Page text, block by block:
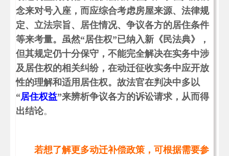
念来对号入座，而应综合考虑房屋来源、法律规
定、立法宗旨、居住情况、争议各方的居住条件
等来考量。虽然“居住权”已纳入新《民法典》，
但其规定仍十分保守，不能完全解决在实务中涉
及居住权的相关纠纷，在动迁征收实务中应开放
性的理解和适用居住权。故法官在判决中多以
“居住权益”来辨析争议各方的诉讼请求，从而得
出结论。
若想了解更多动迁补偿政策，可根据需要参